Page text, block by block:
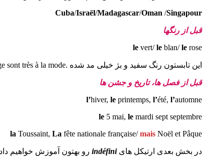
Cuba/Israël/Madagascar/Oman /Singapour
قبل از رنگها
le vert/le blan/le rose
این تابستون رنگ سفید و بژ خیلی مد شده .cet étésont très à la mode
قبل از فصل ها، تاریخ و جشن ها
l’hiver, le printemps, l’été, l’automne
le 5 mai, le mardi sept septembre
la Toussaint, La fête nationale française/mais Noël et Pâque
در بخش بعدی ارتیکل هایindéfini رو بهتون آموزش خواهیم